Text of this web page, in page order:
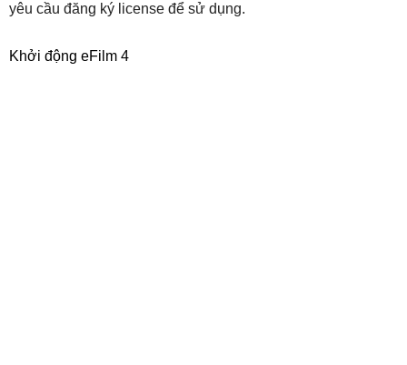
yêu cầu đăng ký license để sử dụng.
Khởi động eFilm 4